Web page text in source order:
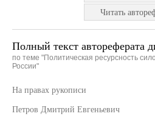
Читать
Полный текст автореферата
по теме "Политическая ресурсность
России"
На правах рукописи
Петров Дмитрий Евгеньевич